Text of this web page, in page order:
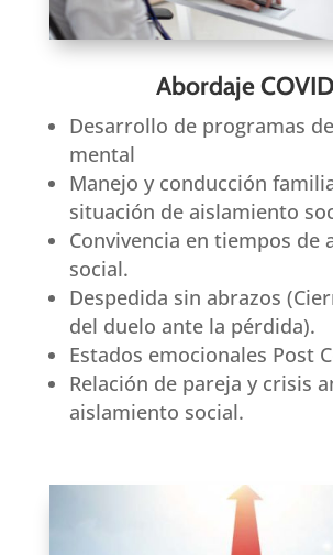
Abordaje COVID
Desarrollo de programas
mental
Manejo y conducción
situación de aislamiento
Convivencia en tiempos de
social.
Despedida sin abrazos
del duelo ante la pérdida).
Estados emocionales Post
Relación de pareja y crisis
aislamiento social.